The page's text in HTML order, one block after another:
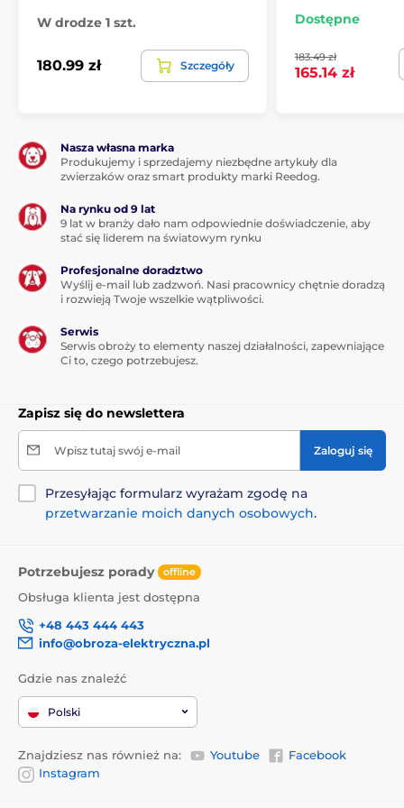
Skład:
Białko z kurczaka 35%, ryż 30%, hydrolizowane białko z
kurczaka 10%, ryż browarniany 8%, tłuszcz drobiowy
5%, konserwowane tokoferole, suszony miąższ
(oligosacharydy mannanowe 150 mg/kg, β-glukany 120
mg/kg, oligosacharydy fruktozowe 100 mg/kg),
glukozamina 260 mg/kg, suszony rozmaryn i
acidophilus HA – 122 inaktywowany (15 × 109
komórek/kg).
W drodze 1 szt.
180.99 zł Szczegóły
Dostępne
183.49 zł
165.14 zł
Nasza własna marka
Produkujemy i sprzedajemy niezbędne artykuły dla
zwierzaków oraz smart produkty marki Reedog.
Na rynku od 9 lat
9 lat w branży dało nam odpowiednie doświadczenie, aby
stać się liderem na światowym rynku
Profesjonalne doradztwo
Wyślij e-mail lub zadzwoń. Nasi pracownicy chętnie doradzą
i rozwieją Twoje wszelkie wątpliwości.
Serwis
Serwis obroży to elementy naszej działalności, zapewniające
Ci to, czego potrzebujesz.
Zapisz się do newslettera
Wpisz tutaj swój e-mail Zaloguj się
Przesyłając formularz wyrażam zgodę na
przetwarzanie moich danych osobowych.
Potrzebujesz porady offline
Obsługa klienta jest dostępna
+48 443 444 443
info@obroza-elektryczna.pl
Gdzie nas znaleźć
Polski
Znajdziesz nas również na: Youtube
Facebook
Instagram